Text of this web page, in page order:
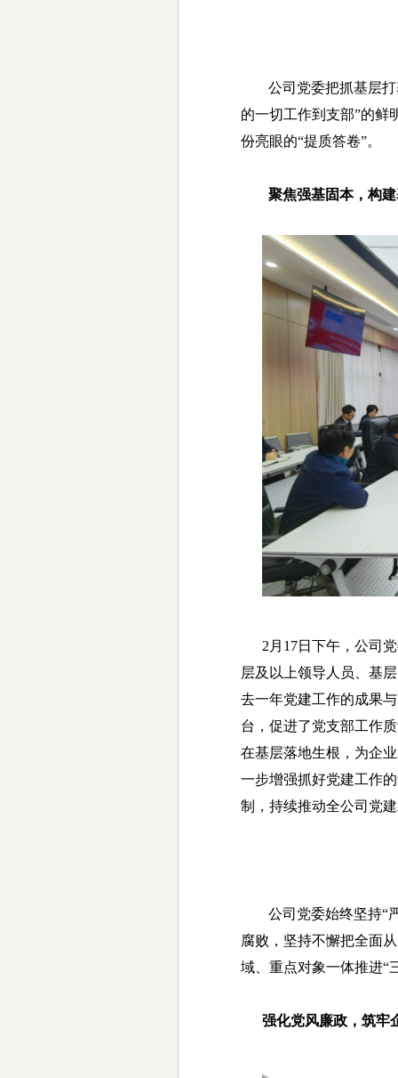
公司党委把抓基层
的一切工作到支部”的鲜
份亮眼的“提质答卷”。
聚焦强基固本，构
2月17日下午，公司党
层及以上领导人员、基
去一年党建工作的成果
台，促进了党支部工作
在基层落地生根，为企
一步增强抓好党建工作
制，持续推动全公司党
公司党委始终坚持“
腐败，坚持不懈把全面
域、重点对象一体推进“
强化党风廉政，筑牢